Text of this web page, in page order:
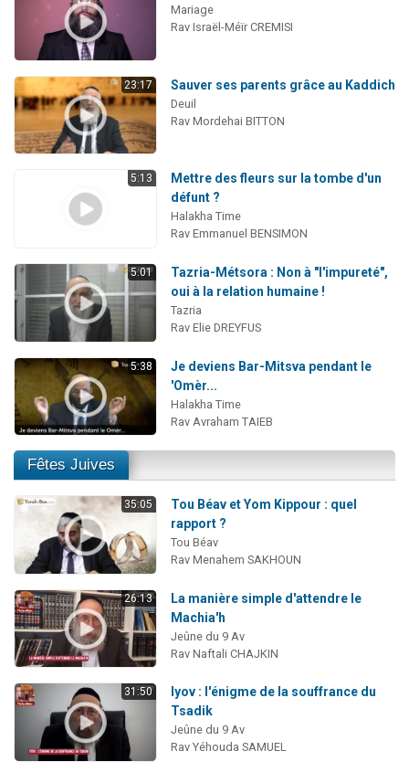
Mariage
Rav Israël-Méïr CREMISI
23:17 Sauver ses parents grâce au Kaddich
Deuil
Rav Mordehai BITTON
5:13
Mettre des fleurs sur la tombe d'un
défunt ?
Halakha Time
Rav Emmanuel BENSIMON
5:01
Tazria-Métsora : Non à "l'impureté",
oui à la relation humaine !
Tazria
Rav Elie DREYFUS
5:38
Je deviens Bar-Mitsva pendant le
'Omèr...
Halakha Time
Rav Avraham TAIEB
Fêtes Juives
35:05
Tou Béav et Yom Kippour : quel
rapport ?
Tou Béav
Rav Menahem SAKHOUN
26:13
La manière simple d'attendre le
Machia'h
Jeûne du 9 Av
Rav Naftali CHAJKIN
31:50
Iyov : l'énigme de la souffrance du
Tsadik
Jeûne du 9 Av
Rav Yéhouda SAMUEL